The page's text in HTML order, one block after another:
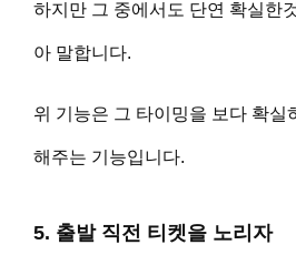
하지만 그 중에서도 단연 확실한
아 말합니다.
위 기능은 그 타이밍을 보다 확
해주는 기능입니다.
5. 출발 직전 티켓을 노리자